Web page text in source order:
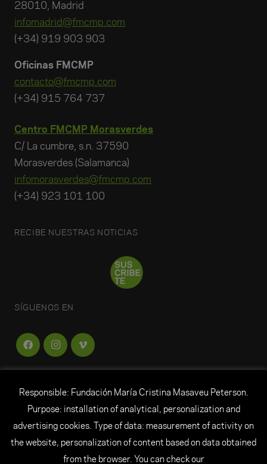
28010, Madrid
infomadrid@fmcmp.com
(+34) 919 903 903
Oficinas FMCMP
contacto@fmcmp.com
(+34) 915 764 737
Centro FMCMP Morasverdes
C/ La cumbre, s.n. 37590
Morasverdes (Salamanca)
infomorasverdes@fmcmp.com
(+34) 923 101 100
RECIBE NUESTRAS NOTICIAS
SÍGUENOS EN
© Todos los derechos reservados Fundación María
Cristina Masaveu Peterson
Responsible: Fundación María Cristina Masaveu Peterson.
Purpose: installation of analytical, personalization and
advertising cookies. Type of data: measurement of activity on
the website, personalization of content based on data obtained
from the browser. You can check our